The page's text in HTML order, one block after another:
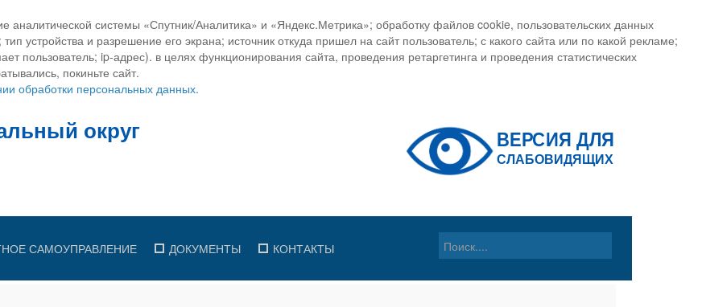
аналитической системы «Спутник/Аналитика» и «Яндекс.Метрика»; обработку файлов cookie, пользовательских данных
устройства и разрешение его экрана; источник откуда пришел на сайт пользователь; с какого сайта или по какой рекламе;
пользователь; ip-адрес). в целях функционирования сайта, проведения ретаргетинга и проведения статистических
покиньте сайт.
обработки персональных данных.
САМОУПРАВЛЕНИЕ ДОКУМЕНТЫ КОНТАКТЫ